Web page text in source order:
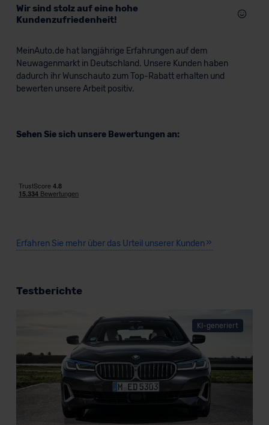
Wir sind stolz auf eine hohe
Kundenzufriedenheit!
MeinAuto.de hat langjährige Erfahrungen auf dem
Neuwagenmarkt in Deutschland. Unsere Kunden haben
dadurch ihr Wunschauto zum Top-Rabatt erhalten und
bewerten unsere Arbeit positiv.
Sehen Sie sich unsere Bewertungen an:
Erfahren Sie mehr über das Urteil unserer Kunden
Testberichte
KI-generiert